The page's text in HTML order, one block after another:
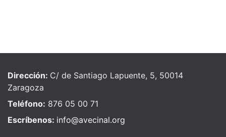
Dirección: C/ de Santiago Lapuente, 5, 50014
Zaragoza
Teléfono: 876 05 00 71
Escríbenos: info@avecinal.org